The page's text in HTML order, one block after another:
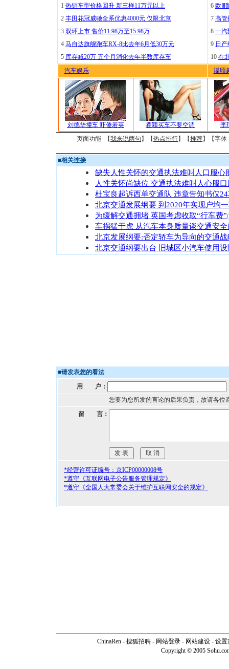
1 热销车型价格回升 新三样11万元以上
2 丰田花冠威驰全系优惠4000元 仅限北京
3 双环上市 售价11.98万至15.98万
4 马自达旗舰跑车RX-8比去年6月低30万元
5 库存减20万 五个月消化去年半数库存车
6 欧Ⅲ
7 高管
8 一汽
9 日
10 在
汽车娱乐
谍照
刘德华撞车 吓傻若英 瞿颖买车不要空调
李
页面功能 【我来说两句 】【热点排行】【推荐】【字体
■相关连接
缺失人性关怀的交通执法难叫人口服心
人性关怀尚缺位 交通执法难叫人心服口
杜宝良起诉西单交通队 违章告知书仅
北京交通发展纲要 到2020年实现户均
为缓解交通拥堵 英国考虑收取“行车费”
车祸猛于虎 从汽车本身质量谈交通安
北京发展纲要:否定轿车为导向的交通战
北京交通纲要出台 旧城区小汽车使用设
■请发表您的看法
用 户：
您要为您所发的言论的后果负责，故请各位
留 言：
*经营许可证编号：京ICP00000008号
*遵守《互联网电子公告服务管理规定》
*遵守《全国人大常委会关于维护互联网安全的规定》
ChinaRen - 搜狐招聘 - 网站登录 - 网站建设 - 设置
Copyright © 2005